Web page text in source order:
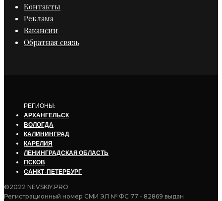
Контакты
Реклама
Вакансии
Обратная связь
РЕГИОНЫ:
АРХАНГЕЛЬСК
ВОЛОГДА
КАЛИНИНГРАД
КАРЕЛИЯ
ЛЕНИНГРАДСКАЯ ОБЛАСТЬ
ПСКОВ
САНКТ-ПЕТЕРБУРГ
©2022 NEVSKIY.PRO
Регистрационный номер СМИ ЭЛ № ФС 77 - 82869 выдан